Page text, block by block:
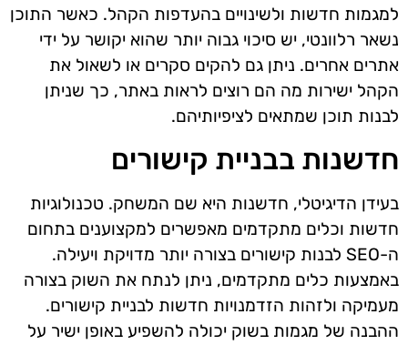
למגמות חדשות ולשינויים בהעדפות הקהל. כאשר התוכן
נשאר רלוונטי, יש סיכוי גבוה יותר שהוא יקושר על ידי
אתרים אחרים. ניתן גם להקים סקרים או לשאול את
הקהל ישירות מה הם רוצים לראות באתר, כך שניתן
לבנות תוכן שמתאים לציפיותיהם.
חדשנות בבניית קישורים
בעידן הדיגיטלי, חדשנות היא שם המשחק. טכנולוגיות
חדשות וכלים מתקדמים מאפשרים למקצוענים בתחום
ה-SEO לבנות קישורים בצורה יותר מדויקת ויעילה.
באמצעות כלים מתקדמים, ניתן לנתח את השוק בצורה
מעמיקה ולזהות הזדמנויות חדשות לבניית קישורים.
ההבנה של מגמות בשוק יכולה להשפיע באופן ישיר על